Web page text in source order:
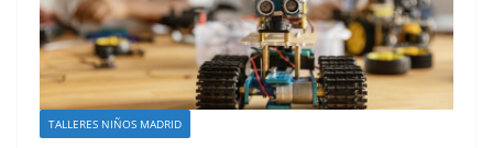
TALLERES NIÑOS MADRID